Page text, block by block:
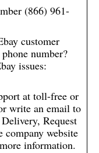
(866) 961-
customer
number?
issues:
at toll-free or
write an email to
Request
website
information.